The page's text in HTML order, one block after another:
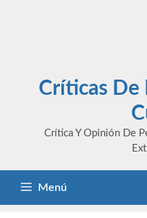
Críticas De
Crítica Y Opinión De
Menú